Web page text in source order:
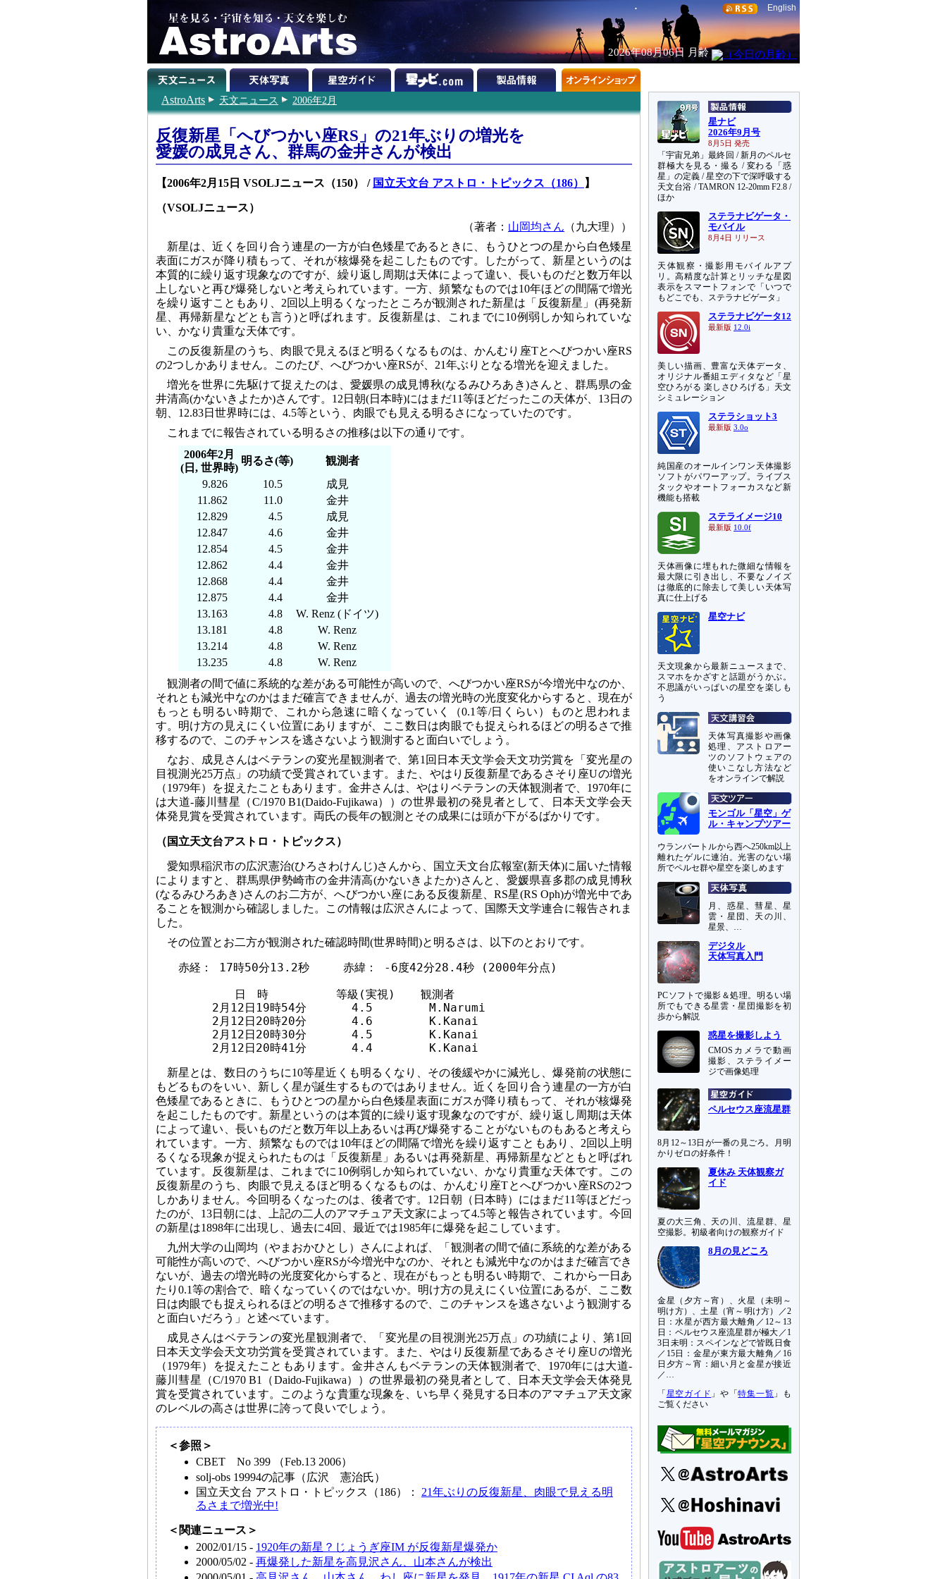
English
2026年08月06日 月齢
AstroArts 天文ニュース 2006年2月
反復新星「へびつかい座RS」の21年ぶりの増光を
愛媛の成見さん、群馬の金井さんが検出
【2006年2月15日 VSOLJニュース（150） / 国立天文台 アストロ・トピックス（186） 】
（VSOLJニュース）
（著者： 山岡均さん （九大理））
新星は、近くを回り合う連星の一方が白色矮星であるときに、もうひとつの星から白色矮星
表面にガスが降り積もって、それが核爆発を起こしたものです。したがって、新星というのは
本質的に繰り返す現象なのですが、繰り返し周期は天体によって違い、長いものだと数万年以
上しないと再び爆発しないと考えられています。一方、頻繁なものでは10年ほどの間隔で増光
を繰り返すこともあり、2回以上明るくなったところが観測された新星は「反復新星」(再発新
星、再帰新星などとも言う)と呼ばれます。反復新星は、これまでに10例弱しか知られていな
い、かなり貴重な天体です。
この反復新星のうち、肉眼で見えるほど明るくなるものは、かんむり座Tとへびつかい座RS
の2つしかありません。このたび、へびつかい座RSが、21年ぶりとなる増光を迎えました。
増光を世界に先駆けて捉えたのは、愛媛県の成見博秋(なるみひろあき)さんと、群馬県の金
井清高(かないきよたか)さんです。12日朝(日本時)にはまだ11等ほどだったこの天体が、13日の
朝、12.83日世界時には、4.5等という、肉眼でも見える明るさになっていたのです。
これまでに報告されている明るさの推移は以下の通りです。
2006年2月
(日, 世界時)
明るさ(等)
観測者
9.826
10.5
成見
11.862
11.0
金井
12.829
4.5
成見
12.847
4.6
金井
12.854
4.5
金井
12.862
4.4
金井
12.868
4.4
金井
12.875
4.4
金井
13.163
4.8
W. Renz (ドイツ)
13.181
4.8
W. Renz
13.214
4.8
W. Renz
13.235
4.8
W. Renz
観測者の間で値に系統的な差がある可能性が高いので、へびつかい座RSが今増光中なのか、
それとも減光中なのかはまだ確言できませんが、過去の増光時の光度変化からすると、現在が
もっとも明るい時期で、これから急速に暗くなっていく（0.1等/日くらい）ものと思われま
す。明け方の見えにくい位置にありますが、ここ数日は肉眼でも捉えられるほどの明るさで推
移するので、このチャンスを逃さないよう観測すると面白いでしょう。
なお、成見さんはベテランの変光星観測者で、第1回日本天文学会天文功労賞を「変光星の
目視測光25万点」の功績で受賞されています。また、やはり反復新星であるさそり座Uの増光
（1979年）を捉えたこともあります。金井さんは、やはりベテランの天体観測者で、1970年に
は大道-藤川彗星（C/1970 B1(Daido-Fujikawa））の世界最初の発見者として、日本天文学会天
体発見賞を受賞されています。両氏の長年の観測とその成果には頭が下がるばかりです。
（国立天文台アストロ・トピックス）
愛知県稲沢市の広沢憲治(ひろさわけんじ)さんから、国立天文台広報室(新天体)に届いた情報
によりますと、群馬県伊勢崎市の金井清高(かないきよたか)さんと、愛媛県喜多郡の成見博秋
(なるみひろあき)さんのお二方が、へびつかい座にある反復新星、RS星(RS Oph)が増光中であ
ることを観測から確認しました。この情報は広沢さんによって、国際天文学連合に報告されま
した。
その位置とお二方が観測された確認時間(世界時間)と明るさは、以下のとおりです。
赤経： 17時50分13.2秒　　　赤緯： -6度42分28.4秒 (2000年分点)
日　時　　　　　　等級(実視)　  観測者
2月12日19時54分　　　　4.5　　　　　M.Narumi
2月12日20時20分　　　　4.6　　　　　K.Kanai
2月12日20時30分　　　　4.5　　　　　K.Kanai
新星とは、数日のうちに10等星近くも明るくなり、その後緩やかに減光し、爆発前の状態に
もどるものをいい、新しく星が誕生するものではありません。近くを回り合う連星の一方が白
色矮星であるときに、もうひとつの星から白色矮星表面にガスが降り積もって、それが核爆発
を起こしたものです。新星というのは本質的に繰り返す現象なのですが、繰り返し周期は天体
によって違い、長いものだと数万年以上あるいは再び爆発することがないものもあると考えら
れています。一方、頻繁なものでは10年ほどの間隔で増光を繰り返すこともあり、2回以上明
るくなる現象が捉えられたものは「反復新星」あるいは再発新星、再帰新星などともと呼ばれ
ています。反復新星は、これまでに10例弱しか知られていない、かなり貴重な天体です。この
反復新星のうち、肉眼で見えるほど明るくなるものは、かんむり座Tとへびつかい座RSの2つ
しかありません。今回明るくなったのは、後者です。12日朝（日本時）にはまだ11等ほどだっ
たのが、13日朝には、上記の二人のアマチュア天文家によって4.5等と報告されています。今回
の新星は1898年に出現し、過去に4回、最近では1985年に爆発を起こしています。
九州大学の山岡均（やまおかひとし）さんによれば、「観測者の間で値に系統的な差がある
可能性が高いので、へびつかい座RSが今増光中なのか、それとも減光中なのかはまだ確言でき
ないが、過去の増光時の光度変化からすると、現在がもっとも明るい時期で、これから一日あ
たり0.1等の割合で、暗くなっていくのではないか。明け方の見えにくい位置にあるが、ここ数
日は肉眼でも捉えられるほどの明るさで推移するので、このチャンスを逃さないよう観測する
と面白いだろう」と述べています。
成見さんはベテランの変光星観測者で、「変光星の目視測光25万点」の功績により、第1回
日本天文学会天文功労賞を受賞されています。また、やはり反復新星であるさそり座Uの増光
（1979年）を捉えたこともあります。金井さんもベテランの天体観測者で、1970年には大道-
藤川彗星（C/1970 B1（Daido-Fujikawa））の世界最初の発見者として、日本天文学会天体発見
賞を受賞されています。このような貴重な現象を、いち早く発見する日本のアマチュア天文家
のレベルの高さは世界に誇って良いでしょう。
＜参照＞
CBET No 399 （Feb.13 2006）
solj-obs 19994の記事（広沢 憲治氏）
国立天文台 アストロ・トピックス（186）： 21年ぶりの反復新星、肉眼で見える明
るさまで増光中!
＜関連ニュース＞
2002/01/15 - 1920年の新星？じょうぎ座IM が反復新星爆発か
2000/05/02 - 再爆発した新星を高見沢さん、山本さんが検出
星ナビ
2026年9月号
8月5日 発売
「宇宙兄弟」最終回 / 新月のペルセ
群極大を見る・撮る / 変わる「惑
星」の定義 / 星空の下で深呼吸する
天文台浴 / TAMRON 12-20mm F2.8 /
ほか
ステラナビゲータ・
モバイル
8月4日 リリース
天体観察・撮影用モバイルアプ
リ。高精度な計算とリッチな星図
表示をスマートフォンで「いつで
もどこでも、ステラナビゲータ」
ステラナビゲータ12
最新版 12.0i
美しい描画、豊富な天体データ、
オリジナル番組エディタなど「星
空ひろがる 楽しさひろげる」天文
シミュレーション
ステラショット3
最新版 3.0o
純国産のオールインワン天体撮影
ソフトがパワーアップ。ライブス
タックやオートフォーカスなど新
機能も搭載
ステライメージ10
最新版 10.0f
天体画像に埋もれた微細な情報を
最大限に引き出し、不要なノイズ
は徹底的に除去して美しい天体写
真に仕上げる
星空ナビ
天文現象から最新ニュースまで、
スマホをかざすと話題がうかぶ。
不思議がいっぱいの星空を楽しも
う
天体写真撮影や画像
処理、アストロアー
ツのソフトウェアの
使いこなし方法など
をオンラインで解説
モンゴル「星空」ゲ
ル・キャンプツアー
ウランバートルから西へ250km以上
離れたゲルに連泊。光害のない場
所でペルセ群や星空を楽しめます
月、惑星、彗星、星
雲・星団、天の川、
星景、…
デジタル
天体写真入門
PCソフトで撮影＆処理。明るい場
所でもできる星雲・星団撮影を初
歩から解説
惑星を撮影しよう
CMOSカメラで動画
撮影、ステライメー
ジで画像処理
ペルセウス座流星群
8月12～13日が一番の見ごろ。月明
かりゼロの好条件！
夏休み 天体観察ガ
イド
夏の大三角、天の川、流星群、星
空撮影。初級者向けの観察ガイド
8月の見どころ
金星（夕方～宵）、火星（未明～
明け方）、土星（宵～明け方）／2
日：水星が西方最大離角／12～13
日：ペルセウス座流星群が極大／1
3日未明：スペインなどで皆既日食
／15日：金星が東方最大離角／16
日夕方～宵：細い月と金星が接近
／…
「 星空ガイド 」や「特集一覧 」も
ご覧ください